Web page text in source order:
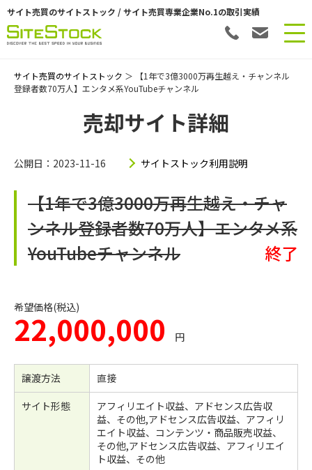
サイト売買のサイトストック / サイト売買専業企業No.1の取引実績
サイト売買のサイトストック ＞ 【1年で3億3000万再生越え・チャンネル
登録者数70万人】エンタメ系YouTubeチャンネル
売却サイト詳細
公開日：2023-11-16 サイトストック利用説明
【1年で3億3000万再生越え・チャ
ンネル登録者数70万人】エンタメ系
YouTubeチャンネル
終了
希望価格(税込)
22,000,000 円
譲渡方法
直接
サイト形態
アフィリエイト収益、アドセンス広告収
益、その他,アドセンス広告収益、アフィリ
エイト収益、コンテンツ・商品販売収益、
その他,アドセンス広告収益、アフィリエイ
ト収益、その他